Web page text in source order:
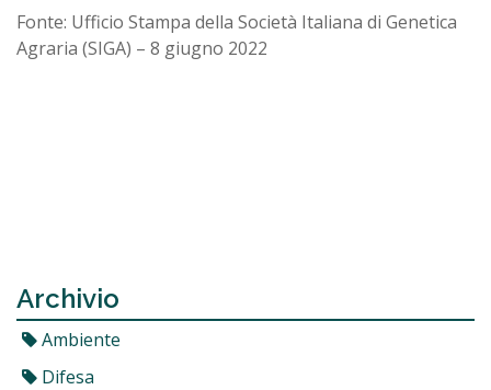
Fonte: Ufficio Stampa della Società Italiana di Genetica
Agraria (SIGA) – 8 giugno 2022
Archivio
Ambiente
Difesa